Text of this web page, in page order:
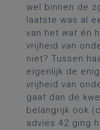
wel binnen de
laatste was al
van het wat én
vrijheid van
niet? Tussen
eigenlijk de
vrijheid van
gaat dan de
belangrijk ook
advies 42 ging